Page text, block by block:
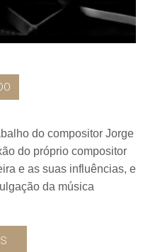
do compositor Jorge
do próprio compositor
e as suas influências, e
da música